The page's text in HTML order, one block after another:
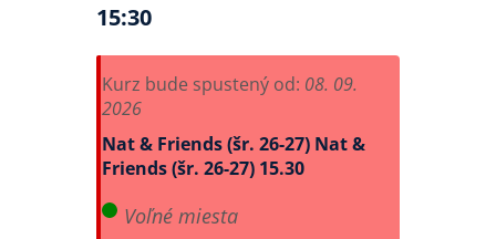
15:30
Kurz bude spustený od: 08. 09.
2026
Nat & Friends (šr. 26-27) Nat &
Friends (šr. 26-27) 15.30
Voľné miesta